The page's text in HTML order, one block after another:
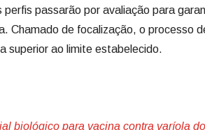
passarão por avaliação para
Chamado de focalização, o processo
superior ao limite estabelecido.
biológico para vacina contra varíola